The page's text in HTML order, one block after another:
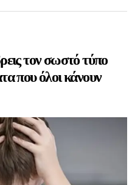
τον σωστό τύπο
που όλοι κάνουν